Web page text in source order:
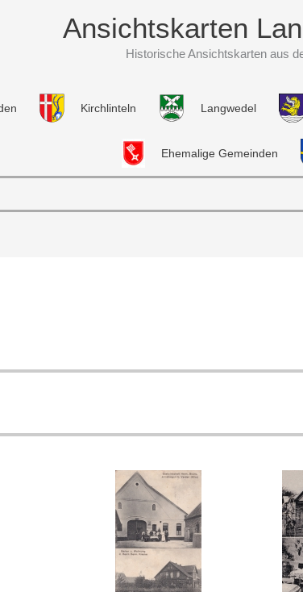
Ansichtskarten
Historische Ansichtskarten aus
Kirchlinteln Langwedel
Ehemalige Gemeinden